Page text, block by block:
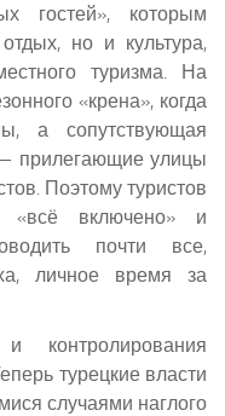
гостей», которым
но и культура,
туризма. На
«крена», когда
а сопутствующая
прилегающие улицы
Поэтому туристов
«всё включено» и
почти все,
личное время за
контролирования
турецкие власти
случаями наглого